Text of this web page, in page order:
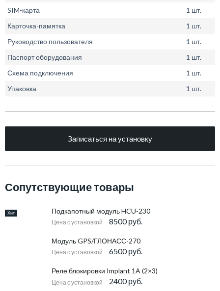
SIM-карта
1 шт.
Карточка-памятка
1 шт.
Руководство пользователя
1 шт.
Паспорт оборудования
1 шт.
Схема подключения
1 шт.
Упаковка
1 шт.
Записаться на установку
Сопутствующие товары
Хит Подкапотный модуль HCU-230
Цена с установкой 8500 руб.
Модуль GPS/ГЛОНАСС-270
Цена с установкой 6500 руб.
Реле блокировки Implant 1A (2×3)
Цена с установкой 2400 руб.